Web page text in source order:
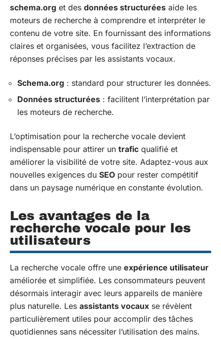
schema.org et des données structurées aide les
moteurs de recherche à comprendre et interpréter le
contenu de votre site. En fournissant des informations
claires et organisées, vous facilitez l’extraction de
réponses précises par les assistants vocaux.
Schema.org : standard pour structurer les données.
Données structurées : facilitent l’interprétation par
les moteurs de recherche.
L’optimisation pour la recherche vocale devient
indispensable pour attirer un trafic qualifié et
améliorer la visibilité de votre site. Adaptez-vous aux
nouvelles exigences du SEO pour rester compétitif
dans un paysage numérique en constante évolution.
Les avantages de la
recherche vocale pour les
utilisateurs
La recherche vocale offre une expérience utilisateur
améliorée et simplifiée. Les consommateurs peuvent
désormais interagir avec leurs appareils de manière
plus naturelle. Les assistants vocaux se révèlent
particulièrement utiles pour accomplir des tâches
quotidiennes sans nécessiter l’utilisation des mains.